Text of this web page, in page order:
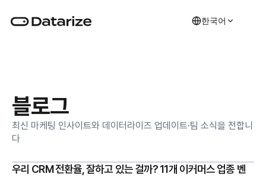
한국어
블로그
최신 마케팅 인사이트와 데이터라이즈 업데이트·팀 소식을 전합니
다
우리 CRM 전환율, 잘하고 있는 걸까? 11개 이커머스 업종 벤